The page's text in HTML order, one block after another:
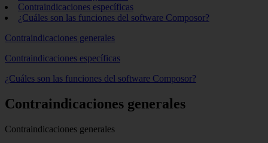
Contraindicaciones específicas
¿Cuáles son las funciones del software Composor?
Contraindicaciones generales
Contraindicaciones específicas
¿Cuáles son las funciones del software Composor?
Contraindicaciones generales
Contraindicaciones generales